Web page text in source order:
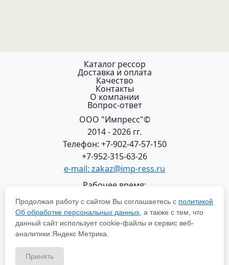
Каталог рессор
Доставка и оплата
Качество
Контакты
О компании
Вопрос-ответ
ООО "Импресс"©
2014 - 2026 гг.
Телефон: +7-902-47-57-150
+7-952-315-63-26
e-mail: zakaz@imp-ress.ru
Рабочее время:
пн-пт 08:00-18:00 (МСК+2)
618200, Пермский край
г.Чусовой, ул. Халтурина, 22
Политика в отношении обработки персональных
Продолжая работу с сайтом Вы соглашаетесь с политикой
Об обработке персональных данных , а также с тем, что
данный сайт использует cookie-файлы и сервис веб-
аналитики Яндекс Метрика.
Принять